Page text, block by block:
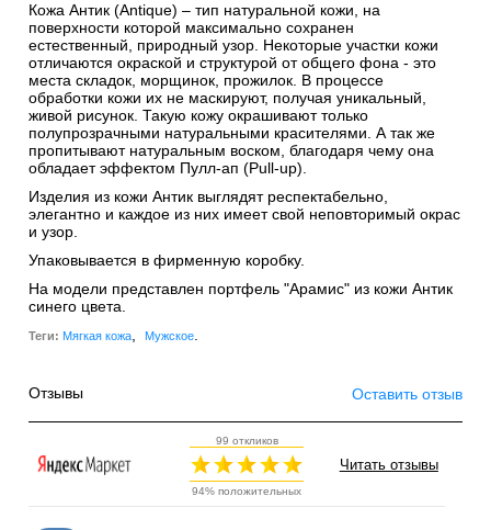
Кожа Антик (Antique) – тип натуральной кожи, на
поверхности которой максимально сохранен
естественный, природный узор. Некоторые участки кожи
отличаются окраской и структурой от общего фона - это
места складок, морщинок, прожилок. В процессе
обработки кожи их не маскируют, получая уникальный,
живой рисунок. Такую кожу окрашивают только
полупрозрачными натуральными красителями. А так же
пропитывают натуральным воском, благодаря чему она
обладает эффектом Пулл-ап (Pull-up).
Изделия из кожи Антик выглядят респектабельно,
элегантно и каждое из них имеет свой неповторимый окрас
и узор.
Упаковывается в фирменную коробку.
На модели представлен портфель "Арамис" из кожи Антик
синего цвета.
Теги: Мягкая кожа Мужское.
Отзывы Оставить отзыв
99 откликов
94% положительных
Читать отзывы